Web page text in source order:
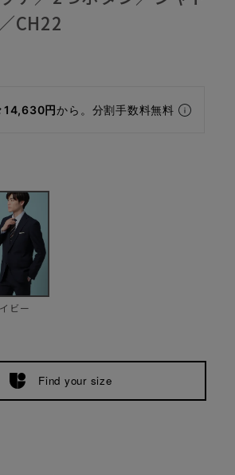
CH22
14,630円から。分割手数料無料
ビー
Find your size